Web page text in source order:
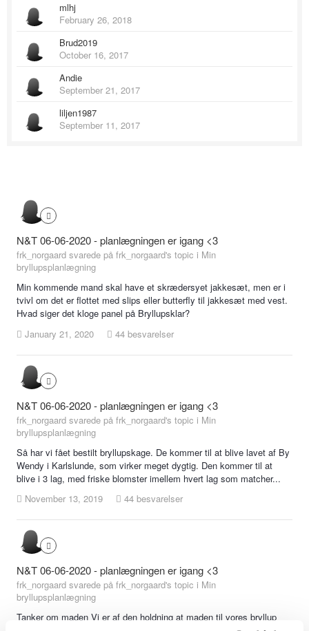
mlhj
February 26, 2018
Brud2019
October 16, 2017
Andie
September 21, 2017
liljen1987
September 11, 2017
N&T 06-06-2020 - planlægningen er igang <3
frk_norgaard svarede på frk_norgaard's topic i Min
bryllupsplanlægning
Min kommende mand skal have et skrædersyet jakkesæt, men er i
tvivl om det er flottet med slips eller butterfly til jakkesæt med vest.
Hvad siger det kloge panel på Bryllupsklar?
January 21, 2020
44 besvarelser
N&T 06-06-2020 - planlægningen er igang <3
frk_norgaard svarede på frk_norgaard's topic i Min
bryllupsplanlægning
Så har vi fået bestilt bryllupskage. De kommer til at blive lavet af By
Wendy i Karlslunde, som virker meget dygtig. Den kommer til at
blive i 3 lag, med friske blomster imellem hvert lag som matcher...
November 13, 2019
44 besvarelser
N&T 06-06-2020 - planlægningen er igang <3
frk_norgaard svarede på frk_norgaard's topic i Min
bryllupsplanlægning
Tanker om maden Vi er af den holdning at maden til vores bryllup